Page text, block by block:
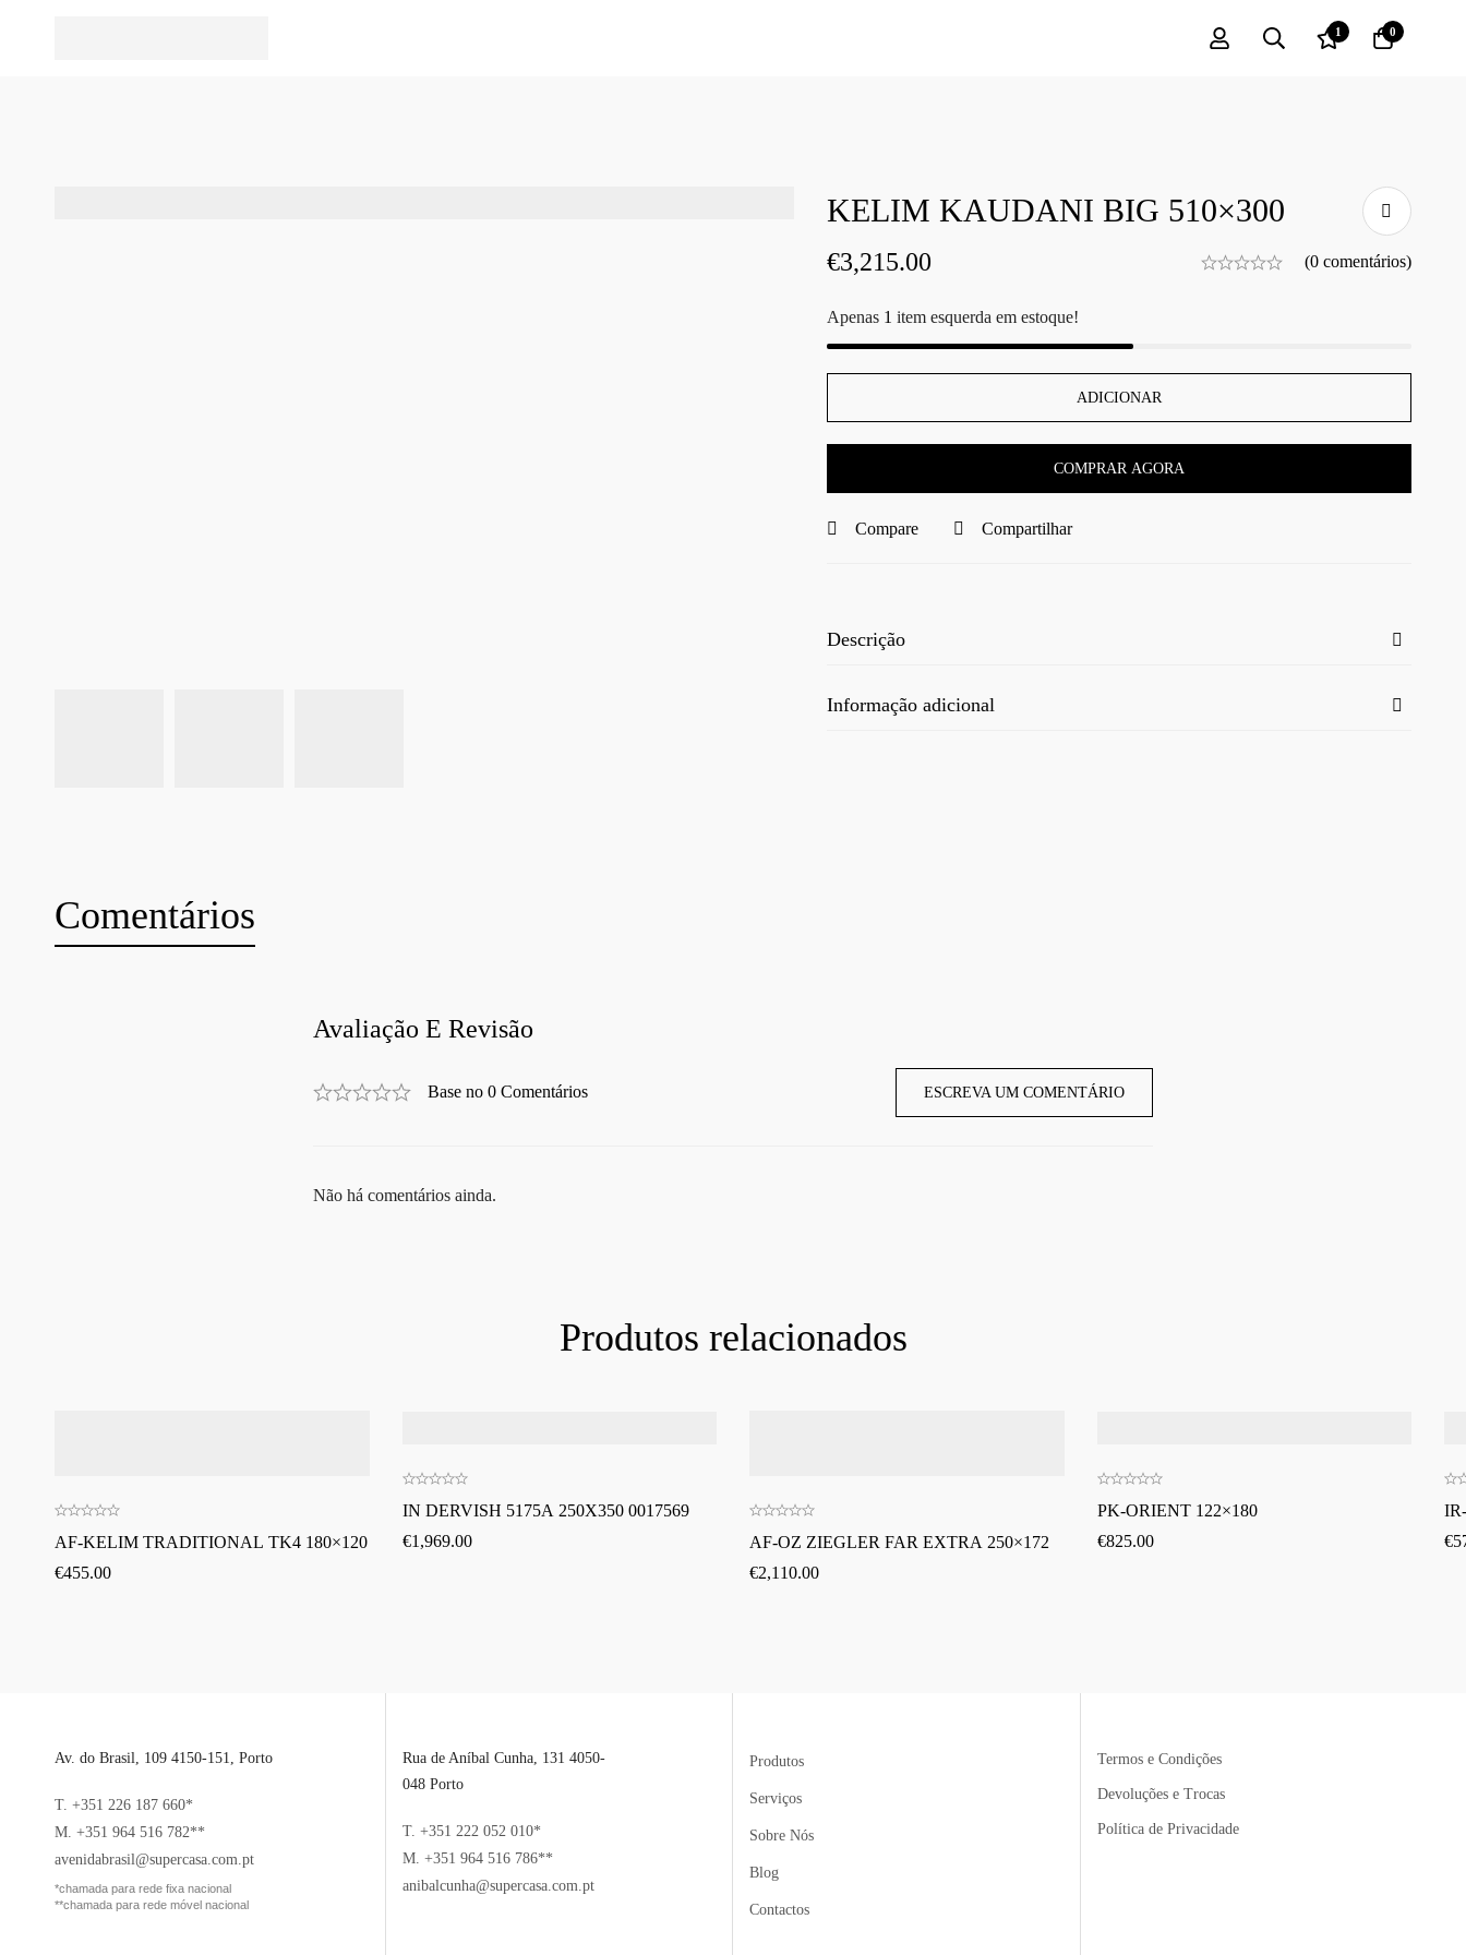
1 0
KELIM KAUDANI BIG 510×300
€3,215.00 (0 comentários)
Apenas 1 item esquerda em estoque!
ADICIONAR
COMPRAR AGORA
Compare Compartilhar
Descrição
Informação adicional
Comentários
Avaliação E Revisão
Base no 0 Comentários ESCREVA UM COMENTÁRIO
Não há comentários ainda.
Produtos relacionados
AF-KELIM TRADITIONAL TK4 180×120
€455.00
IN DERVISH 5175A 250X350 0017569
€1,969.00
AF-OZ ZIEGLER FAR EXTRA 250×172
€2,110.00
PK-ORIENT 122×180
€825.00
€
Av. do Brasil, 109 4150-151, Porto
T. +351 226 187 660*
M. +351 964 516 782**
avenidabrasil@supercasa.com.pt
*chamada para rede fixa nacional
**chamada para rede móvel nacional
Rua de Aníbal Cunha, 131 4050-
048 Porto
T. +351 222 052 010*
M. +351 964 516 786**
anibalcunha@supercasa.com.pt
Produtos
Serviços
Sobre Nós
Blog
Contactos
Termos e Condições
Devoluções e Trocas
Política de Privacidade